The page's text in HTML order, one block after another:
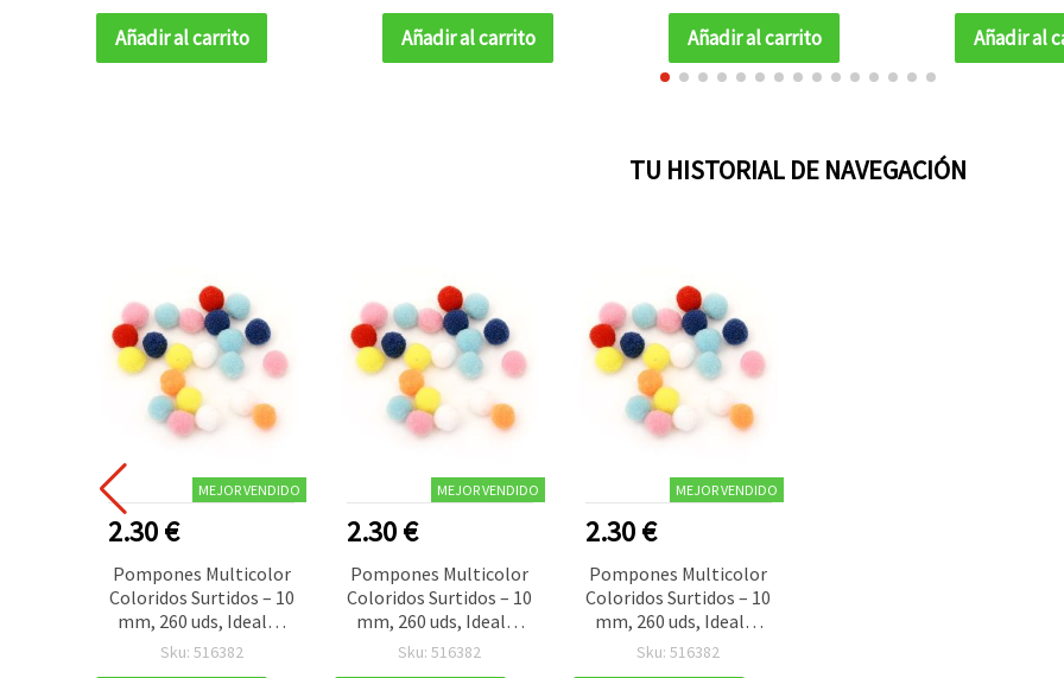
Añadir al carrito Añadir al carrito Añadir al carrito Añadir al
TU HISTORIAL DE NAVEGACIÓN
MEJOR VENDIDO
2.30 €
Pompones Multicolor
Coloridos Surtidos – 10
mm, 260 uds, Ideales
para Manualidades,
Sku: 516382
MEJOR VENDIDO
2.30 €
Pompones Multicolor
Coloridos Surtidos – 10
mm, 260 uds, Ideales
para Manualidades,
Sku: 516382
MEJOR VENDIDO
2.30 €
Pompones Multicolor
Coloridos Surtidos – 10
mm, 260 uds, Ideales
para Manualidades,
Sku: 516382